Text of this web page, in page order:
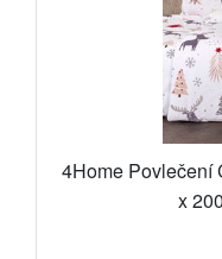
4Home Povlečení
x